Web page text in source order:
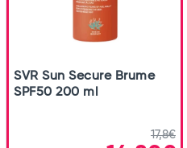
SVR Sun Secure Brume
SPF50 200 ml
17,8€